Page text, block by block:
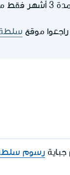
للمدينين
موقع سلطة
رسوم